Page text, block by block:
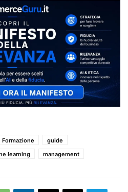
Formazione
guide
learning management